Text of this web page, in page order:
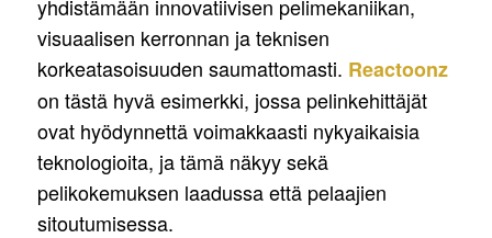
yhdistämään innovatiivisen pelimekaniikan,
visuaalisen kerronnan ja teknisen
korkeatasoisuuden saumattomasti. Reactoonz
on tästä hyvä esimerkki, jossa pelinkehittäjät
ovat hyödynnettä voimakkaasti nykyaikaisia
teknologioita, ja tämä näkyy sekä
pelikokemuksen laadussa että pelaajien
sitoutumisessa.